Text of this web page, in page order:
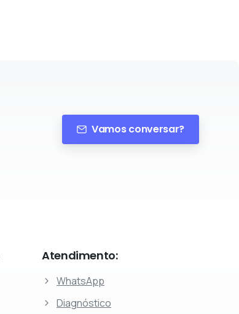
Vamos conversar?
Atendimento:
WhatsApp
Diagnóstico